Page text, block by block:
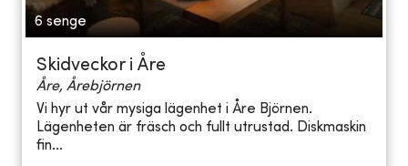
6 senge
Skidveckor i Åre
Åre, Årebjörnen
Vi hyr ut vår mysiga lägenhet i Åre Björnen.
Lägenheten är fräsch och fullt utrustad. Diskmaskin
fin...